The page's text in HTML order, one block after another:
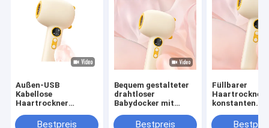
Außen-USB
Kabellose
Haartrockner
Haartrockner
Bestpreis
Bequem gestalteter
drahtloser
Babydocker mit
Gelb / BlauBestpreis
Füllbarer
Haartrockner
konstanten
die Haut des